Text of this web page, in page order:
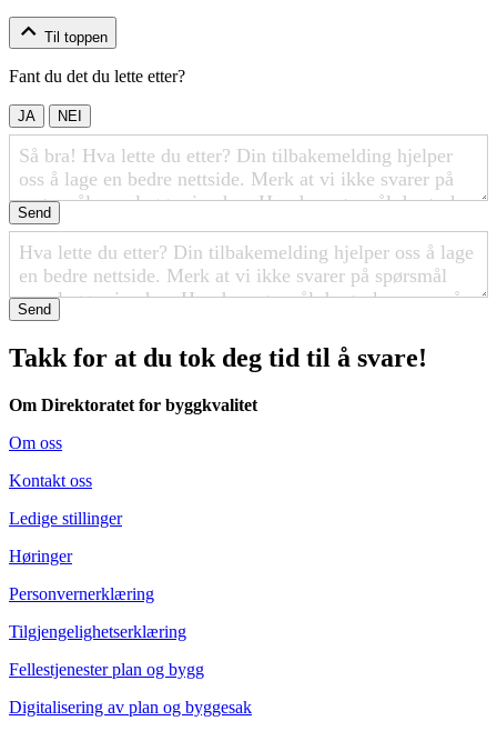
Til toppen
Fant du det du lette etter?
JA NEI
Send
Send
Takk for at du tok deg tid til å svare!
Om Direktoratet for byggkvalitet
Om oss
Kontakt oss
Ledige stillinger
Høringer
Personvernerklæring
Tilgjengelighetserklæring
Fellestjenester plan og bygg
Digitalisering av plan og byggesak